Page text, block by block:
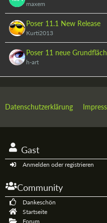
maxem
Poser 11.1 New Release
Kurti2013
Poser 11 neue
h-art
Datenschutzerklärung
Gast
Anmelden oder registrieren
Community
Dankeschön
Startseite
Forum